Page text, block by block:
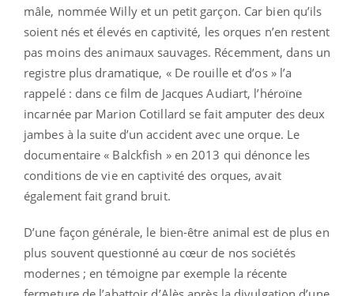
mâle, nommée Willy et un petit garçon. Car bien qu’ils
soient nés et élevés en captivité, les orques n’en restent
pas moins des animaux sauvages. Récemment, dans un
registre plus dramatique, « De rouille et d’os » l’a
rappelé : dans ce film de Jacques Audiart, l’héroïne
incarnée par Marion Cotillard se fait amputer des deux
jambes à la suite d’un accident avec une orque. Le
documentaire « Balckfish » en 2013 qui dénonce les
conditions de vie en captivité des orques, avait
également fait grand bruit.
D’une façon générale, le bien-être animal est de plus en
plus souvent questionné au cœur de nos sociétés
modernes ; en témoigne par exemple la récente